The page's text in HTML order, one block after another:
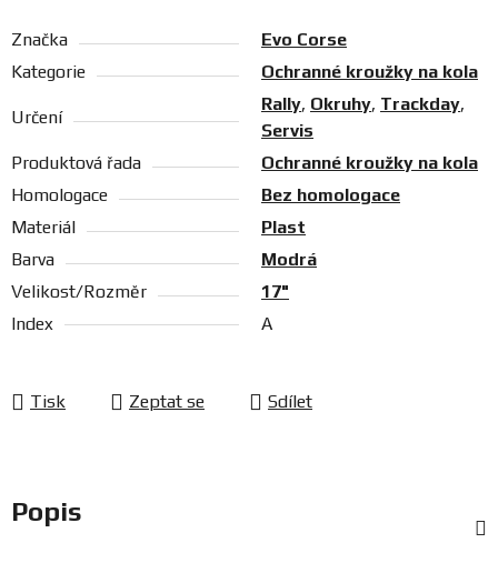
Značka
Evo Corse
Kategorie
Ochranné kroužky na kola
Určení
Rally, Okruhy, Trackday,
Servis
Produktová řada
Ochranné kroužky na kola
Homologace
Bez homologace
Materiál
Plast
Barva
Modrá
Velikost/Rozměr
17"
Index
A
Tisk Zeptat se Sdílet
Popis